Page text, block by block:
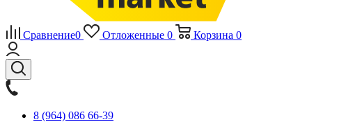
Сравнение0 Отложенные 0 Корзина 0
8 (964) 086 66-39